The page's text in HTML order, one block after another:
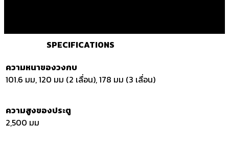
SPECIFICATIONS
ความหนาของวงกบ
101.6 มม, 120 มม (2 เลื่อน), 178 มม (3 เลื่อน)
ความสูงของประตู
2,500 มม